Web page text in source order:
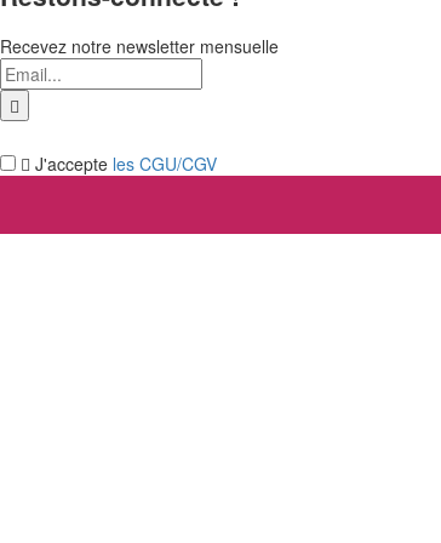
Recevez notre newsletter mensuelle
J'accepte les CGU/CGV